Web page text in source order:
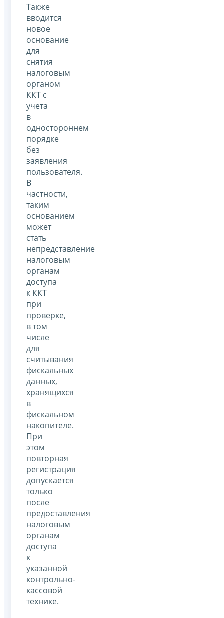
Также
вводится
новое
основание
для
снятия
налоговым
органом
ККТ с
учета
в
одностороннем
порядке
без
заявления
пользователя.
В
частности,
таким
основанием
может
стать
непредставление
налоговым
органам
доступа
к ККТ
при
проверке,
в том
числе
для
считывания
фискальных
данных,
хранящихся
в
фискальном
накопителе.
При
этом
повторная
регистрация
допускается
только
после
предоставления
налоговым
органам
доступа
к
указанной
контрольно-
кассовой
технике.